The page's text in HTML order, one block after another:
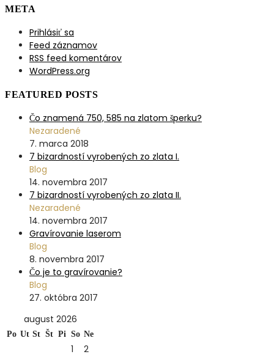
META
Prihlásiť sa
Feed záznamov
RSS feed komentárov
WordPress.org
FEATURED POSTS
Čo znamená 750, 585 na zlatom šperku?
Nezaradené
7. marca 2018
7 bizardností vyrobených zo zlata I.
Blog
14. novembra 2017
7 bizardností vyrobených zo zlata II.
Nezaradené
14. novembra 2017
Gravírovanie laserom
Blog
8. novembra 2017
Čo je to gravírovanie?
Blog
27. októbra 2017
august 2026
Po Ut St Št Pi So Ne
1
2